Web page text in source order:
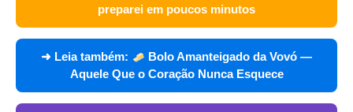
preparei em poucos minutos
➜ Leia também:
Bolo Amanteigado da Vovó —
Aquele Que o Coração Nunca Esquece